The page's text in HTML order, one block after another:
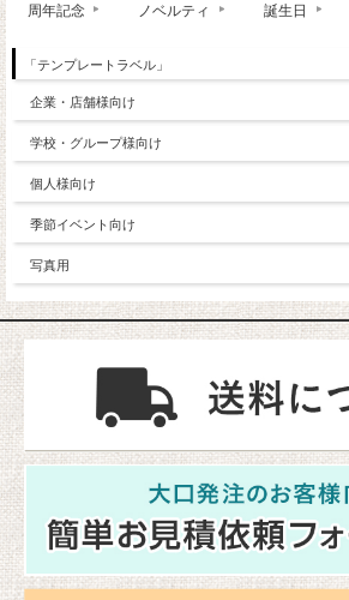
周年記念 ノベルティ 誕生日
「テンプレートラベル」
企業・店舗様向け
学校・グループ様向け
個人様向け
季節イベント向け
写真用